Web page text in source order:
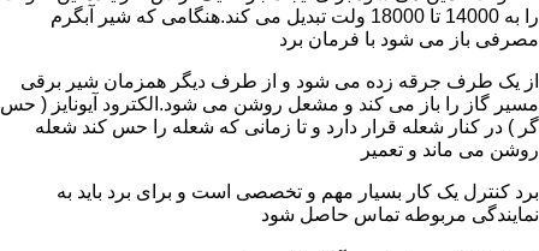
را به 14000 تا 18000 ولت تبدیل می کند.هنگامی که شیر آبگرم
مصرفی باز می شود با فرمان برد
از یک طرف جرقه زده می شود و از طرف دیگر همزمان شیر برقی
مسیر گاز را باز می کند و مشعل روشن می شود.الکترود آیونایز ( حس
گر ) در کنار شعله قرار دارد و تا زمانی که شعله را حس کند شعله
روشن می ماند و تعمیر
برد کنترل یک کار بسیار مهم و تخصصی است و برای برد باید به
نمایندگی مربوطه تماس حاصل شود